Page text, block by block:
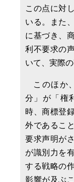
この点に対
いる。また
に基づき、
利不要求の
いて、実際
このほか
分」が「権
時、商標登
外であるこ
要求声明が
が識別力を
する戦略の
影響が及ぶ